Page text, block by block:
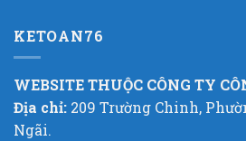
KETOAN76
WEBSITE THUỘC CÔNG TY
Địa chỉ: 209 Trường Chinh,
Ngãi.